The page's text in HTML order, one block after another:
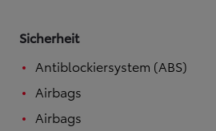
Sicherheit
Antiblockiersystem (ABS)
Airbags
Airbags